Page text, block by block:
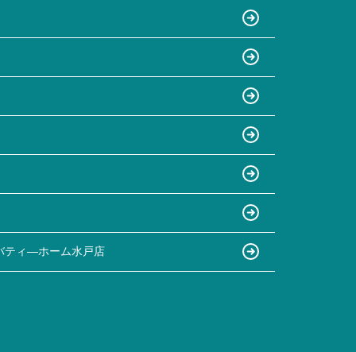
ティ―ホーム水戸店